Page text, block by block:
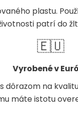
plastu.
patrí do
🇪🇺
Vyrobené v
dôrazom na
máte istotu